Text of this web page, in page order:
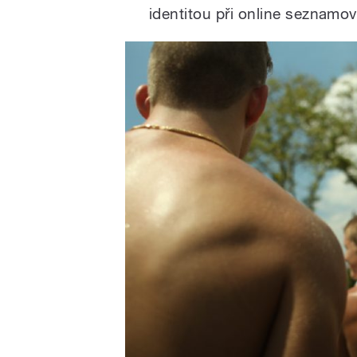
identitou při online